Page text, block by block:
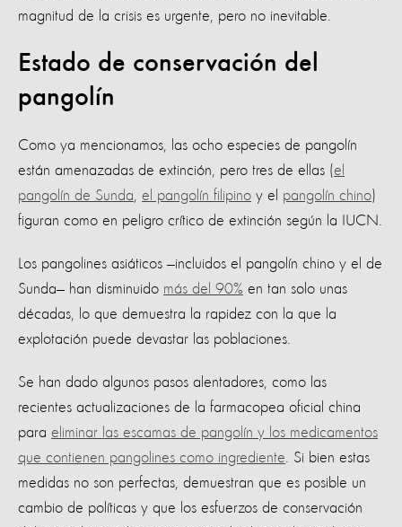
magnitud de la crisis es urgente, pero no inevitable.
Estado de conservación del
pangolín
Como ya mencionamos, las ocho especies de pangolín
están amenazadas de extinción, pero tres de ellas (el
pangolín de Sunda
el pangolín filipino y el pangolín chino)
figuran como en peligro crítico de extinción según la IUCN.
Los pangolines asiáticos —incluidos el pangolín chino y el de
Sunda— han disminuido más del 90% en tan solo unas
décadas, lo que demuestra la rapidez con la que la
explotación puede devastar las poblaciones.
Se han dado algunos pasos alentadores, como las
recientes actualizaciones de la farmacopea oficial china
para eliminar las escamas de pangolín y los medicamentos
que contienen pangolines como ingrediente . Si bien estas
medidas no son perfectas, demuestran que es posible un
cambio de políticas y que los esfuerzos de conservación